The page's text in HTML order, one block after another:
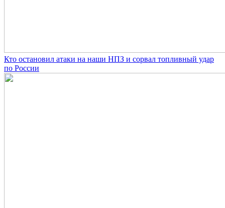
Кто остановил атаки на наши НПЗ и сорвал топливный удар
по России